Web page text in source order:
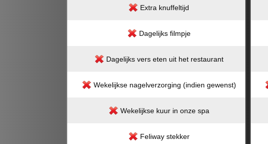
Extra knuffeltijd
Dagelijks filmpje
Dagelijks vers eten uit het restaurant
Wekelijkse nagelverzorging (indien gewenst)
Wekelijkse kuur in onze spa
Feliway stekker